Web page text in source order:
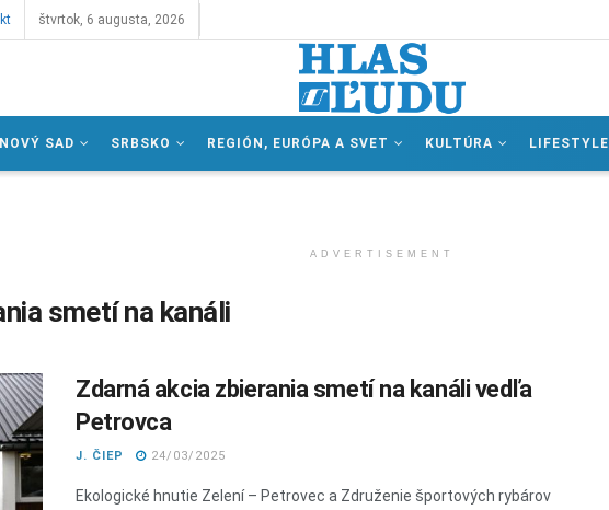
štvrtok, 6 augusta, 2026
NOVÝ SAD SRBSKO REGIÓN, EURÓPA A SVET KULTÚRA LIFESTYLE
ADVERTISEMENT
smetí na kanáli
Zdarná akcia zbierania smetí na kanáli vedľa
Petrovca
J. ČIEP 24/03/2025
Ekologické hnutie Zelení – Petrovec a Združenie športových rybárov